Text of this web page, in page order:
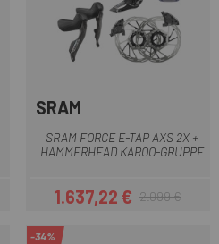
SRAM
SRAM FORCE E-TAP AXS 2X +
HAMMERHEAD KAROO-GRUPPE
Preis
1.637,22 €Regulärer Preis
2.099 €
-34%